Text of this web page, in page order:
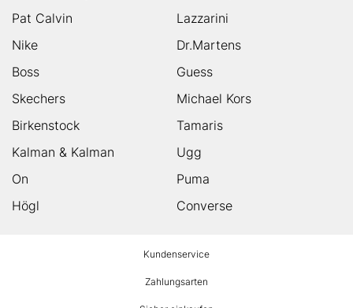
Pat Calvin
Lazzarini
Nike
Dr.Martens
Boss
Guess
Skechers
Michael Kors
Birkenstock
Tamaris
Kalman & Kalman
Ugg
On
Puma
Högl
Converse
Kundenservice
Zahlungsarten